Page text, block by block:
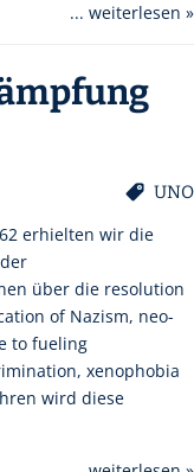
... weiterlesen »
UNO
erhielten wir die
über die resolution
of Nazism, neo-
to fueling
xenophobia
wird diese